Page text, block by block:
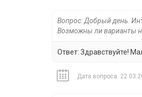
Вопрос: Добрый день.
Возможны ли варианты
Ответ: Здравствуйте!
Дата вопроса: